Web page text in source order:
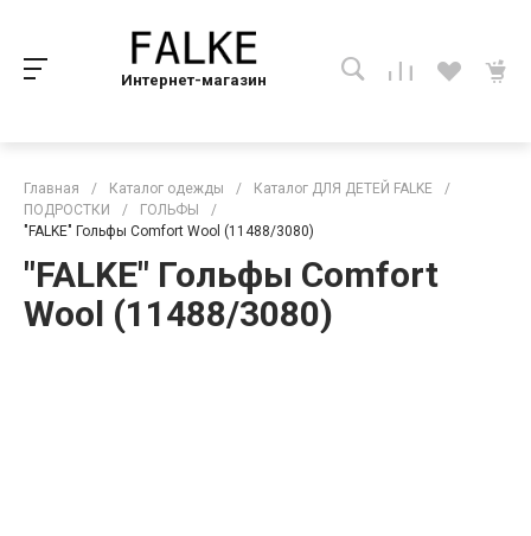
Интернет-магазин
Главная / Каталог одежды / Каталог ДЛЯ ДЕТЕЙ FALKE
/
ПОДРОСТКИ
/ ГОЛЬФЫ
/
"FALKE" Гольфы Comfort Wool (11488/3080)
"FALKE" Гольфы Comfort
Wool (11488/3080)